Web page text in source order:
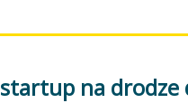
na drodze